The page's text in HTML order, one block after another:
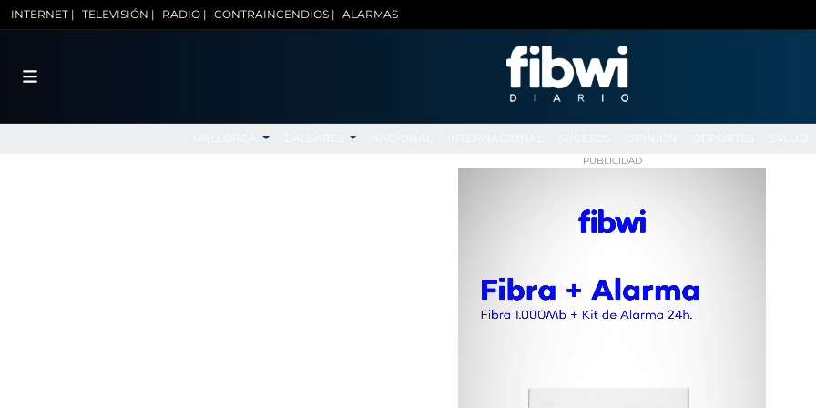
INTERNET | TELEVISIÓN | RADIO | CONTRAINCENDIOS | ALARMAS